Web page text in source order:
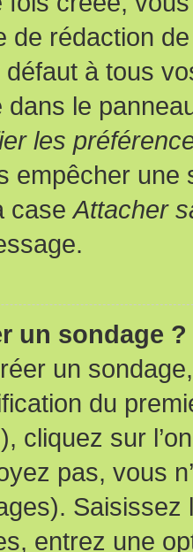
de rédaction
à tous
le
les
empêcher une
caseAttacher
un sondage ?
un
du
cliquez sur
pas, vous
entrez une